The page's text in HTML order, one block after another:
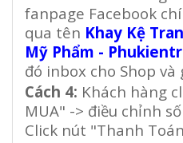
fanpage Facebook
qua tên Khay Kệ
Mỹ Phẩm -
đó inbox cho Shop
Cách 4: Khách hàng
MUA" -> điều chỉnh
Click nút "Thanh